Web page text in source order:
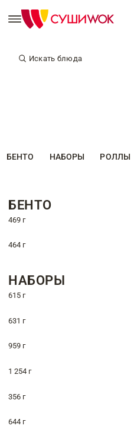
Искать блюда
БЕНТО НАБОРЫ РОЛЛЫ
БЕНТО
469 г
464 г
НАБОРЫ
615 г
631 г
959 г
1 254 г
356 г
644 г